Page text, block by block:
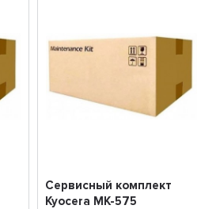
Сервисный комплект
Kyocera MK-575